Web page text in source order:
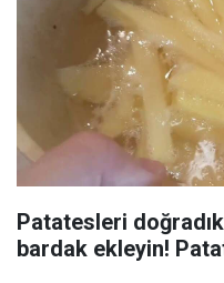
Patatesleri
bardak ekleyin!